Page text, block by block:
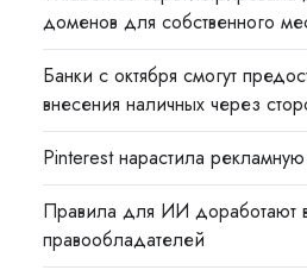
доменов для собственного
Банки с октября смогут
внесения наличных через
Pinterest нарастила
Правила для ИИ доработают
правообладателей